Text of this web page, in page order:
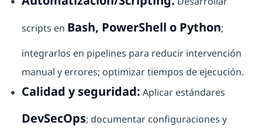
scripts en Bash, PowerShell o Python;
integrarlos en pipelines para reducir intervención
manual y errores; optimizar tiempos de ejecución.
Calidad y seguridad: Aplicar estándares
DevSecOps; documentar configuraciones y